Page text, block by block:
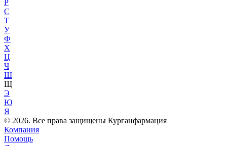
Р
С
Т
У
Ф
Х
Ц
Ч
Ш
Щ
Э
Ю
Я
© 2026. Все права защищены Курганфармация
Компания
Помощь